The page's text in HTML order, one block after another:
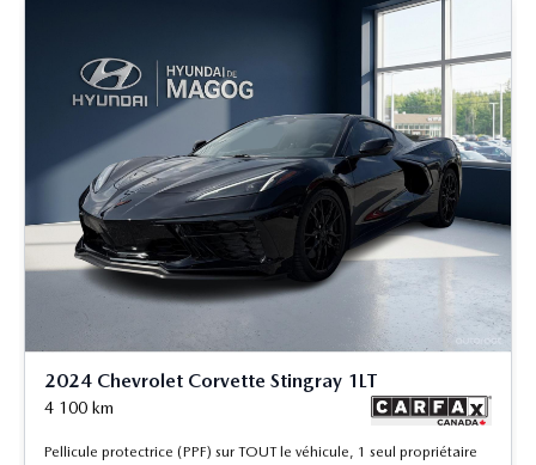
2024 Chevrolet Corvette Stingray 1LT
4 100 km
Pellicule protectrice (PPF) sur TOUT le véhicule, 1 seul propriétaire